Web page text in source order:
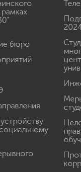
бюро